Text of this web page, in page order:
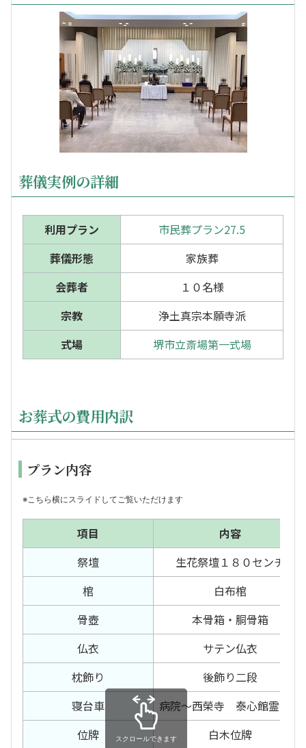
葬儀実例の詳細
利用プラン
市民葬プラン27.5
葬儀形態
家族葬
会葬者
１０名様
宗教
浄土真宗本願寺派
式場
堺市立斎場第一式場
お葬式の費用内訳
プラン内容
※こちら横にスライドしてご覧いただけます
項目
内容
祭壇
生花祭壇１８０センチ
棺
白布棺
骨壺
本骨箱・胴骨箱
仏衣
サテン仏衣
枕飾り
後飾り二段
寝台車
病院〜西榮寺 泰心館霊安室
位牌
白木位牌
スクロールできます